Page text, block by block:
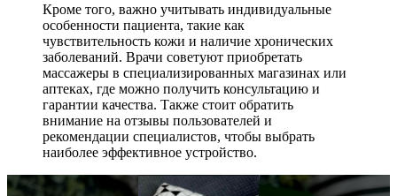
Кроме того, важно учитывать индивидуальные
особенности пациента, такие как
чувствительность кожи и наличие хронических
заболеваний. Врачи советуют приобретать
массажеры в специализированных магазинах или
аптеках, где можно получить консультацию и
гарантии качества. Также стоит обратить
внимание на отзывы пользователей и
рекомендации специалистов, чтобы выбрать
наиболее эффективное устройство.